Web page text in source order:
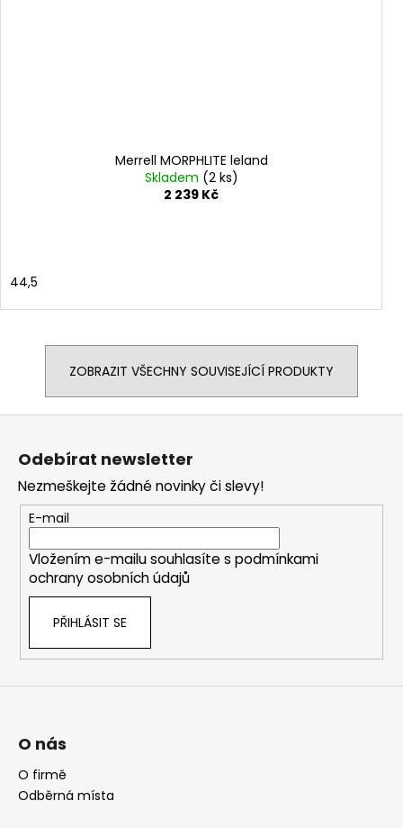
Merrell MORPHLITE leland
Skladem (2 ks)
2 239 Kč
44,5
ZOBRAZIT VŠECHNY SOUVISEJÍCÍ PRODUKTY
Odebírat newsletter
Nezmeškejte žádné novinky či slevy!
E-mail
Vložením e-mailu souhlasíte s podmínkami
ochrany osobních údajů
PŘIHLÁSIT SE
O nás
O firmě
Odběrná místa